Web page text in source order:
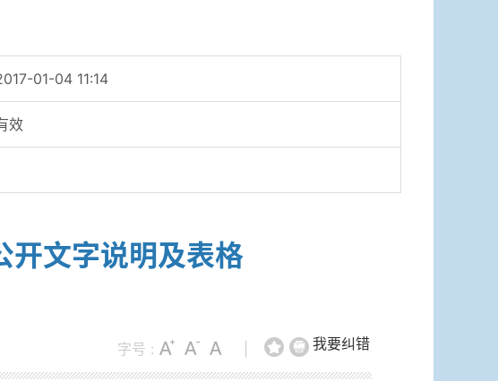
01-04 11:14
效
文字说明及表格
我要纠错
字号 :